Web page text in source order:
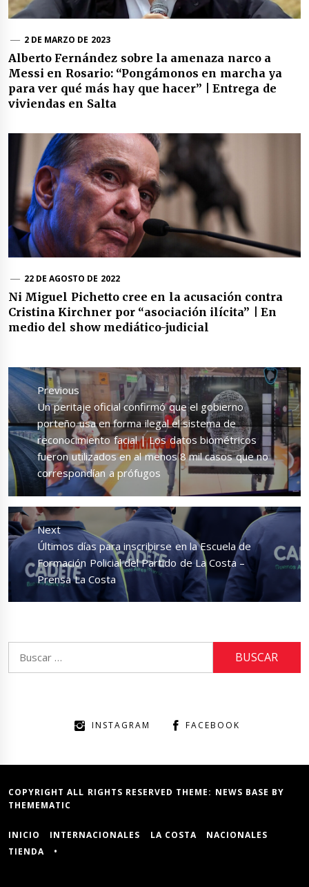
2 DE MARZO DE 2023
Alberto Fernández sobre la amenaza narco a
Messi en Rosario: “Pongámonos en marcha ya
para ver qué más hay que hacer” | Entrega de
viviendas en Salta
22 DE AGOSTO DE 2022
Ni Miguel Pichetto cree en la acusación contra
Cristina Kirchner por “asociación ilícita” | En
medio del show mediático-judicial
Navegación
de
entradas
Previous
Previous
post:
Un peritaje oficial confirmó que el gobierno
porteño usa en forma ilegal el sistema de
reconocimiento facial | Los datos biométricos
fueron utilizados en al menos 8 mil casos que no
correspondían a prófugos
Next
Next
post:
Últimos días para inscribirse en la Escuela de
Formación Policial del Partido de La Costa –
Prensa La Costa
INSTAGRAM FACEBOOK
COPYRIGHT ALL RIGHTS RESERVED THEME: NEWS BASE BY
THEMEMATIC
INICIO INTERNACIONALES LA COSTA
NACIONALES
TIENDA
•